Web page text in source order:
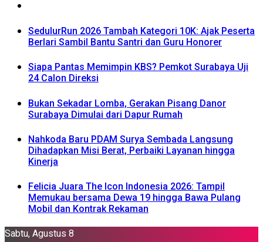
SedulurRun 2026 Tambah Kategori 10K: Ajak Peserta
Berlari Sambil Bantu Santri dan Guru Honorer
Siapa Pantas Memimpin KBS? Pemkot Surabaya Uji
24 Calon Direksi
Bukan Sekadar Lomba, Gerakan Pisang Danor
Surabaya Dimulai dari Dapur Rumah
Nahkoda Baru PDAM Surya Sembada Langsung
Dihadapkan Misi Berat, Perbaiki Layanan hingga
Kinerja
Felicia Juara The Icon Indonesia 2026: Tampil
Memukau bersama Dewa 19 hingga Bawa Pulang
Mobil dan Kontrak Rekaman
Sabtu, Agustus 8